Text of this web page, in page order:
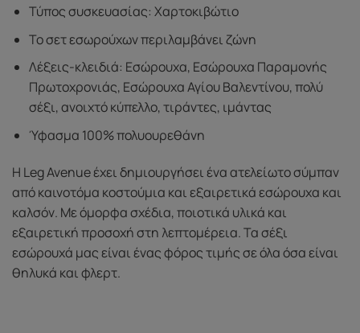
Τύπος συσκευασίας: Χαρτοκιβώτιο
Το σετ εσωρούχων περιλαμβάνει ζώνη
Λέξεις-κλειδιά: Εσώρουχα, Εσώρουχα Παραμονής
Πρωτοχρονιάς, Εσώρουχα Αγίου Βαλεντίνου, πολύ
σέξι, ανοιχτό κύπελλο, τιράντες, ιμάντας
Ύφασμα 100% πολυουρεθάνη
Η Leg Avenue έχει δημιουργήσει ένα ατελείωτο σύμπαν
από καινοτόμα κοστούμια και εξαιρετικά εσώρουχα και
καλσόν. Με όμορφα σχέδια, ποιοτικά υλικά και
εξαιρετική προσοχή στη λεπτομέρεια. Τα σέξι
εσώρουχά μας είναι ένας φόρος τιμής σε όλα όσα είναι
θηλυκά και φλερτ.